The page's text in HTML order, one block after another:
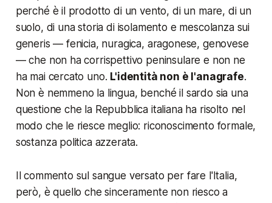
perché è il prodotto di un vento, di un mare, di un
suolo, di una storia di isolamento e mescolanza sui
generis — fenicia, nuragica, aragonese, genovese
— che non ha corrispettivo peninsulare e non ne
ha mai cercato uno. L'identità non è l'anagrafe.
Non è nemmeno la lingua, benché il sardo sia una
questione che la Repubblica italiana ha risolto nel
modo che le riesce meglio: riconoscimento formale,
sostanza politica azzerata.
Il commento sul sangue versato per fare l'Italia,
però, è quello che sinceramente non riesco a